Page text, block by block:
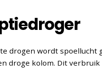
drogen wordt spoellucht
droge kolom. Dit